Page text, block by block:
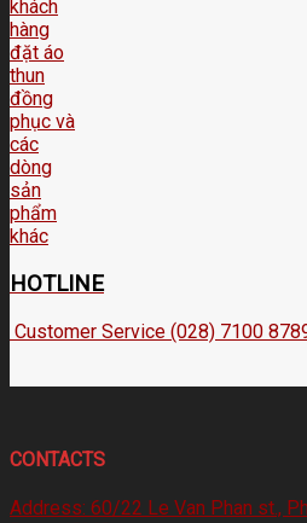
HOTLINE
Customer Service (028) 7100
CONTACTS
Address: 60/22 Le Van Phan st.,